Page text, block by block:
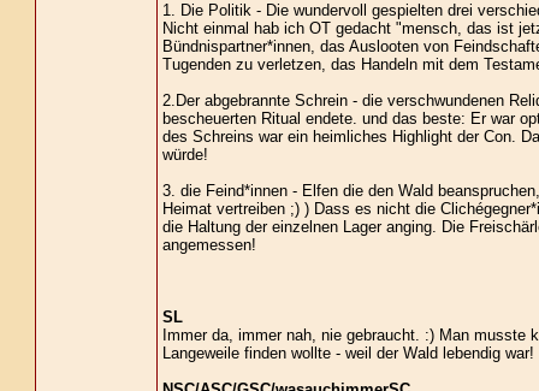
1. Die Politik - Die wundervoll gespielten drei
Nicht einmal hab ich OT gedacht "mensch, das ist
Bündnispartner*innen, das Auslooten von
Tugenden zu verletzen, das Handeln mit dem
2.Der abgebrannte Schrein - die verschwundenen
bescheuerten Ritual endete. und das beste: Er war
des Schreins war ein heimliches Highlight der Con.
würde!
3. die Feind*innen - Elfen die den Wald
Heimat vertreiben ;) ) Dass es nicht die
die Haltung der einzelnen Lager anging. Die
angemessen!
SL
Immer da, immer nah, nie gebraucht. :) Man musste
Langeweile finden wollte - weil der Wald lebendig war!